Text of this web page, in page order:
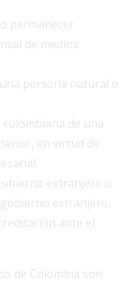
permanecer
de medios
persona natural o
de una
en virtud de
extranjero o
extranjero,
ante el
de Colombia son